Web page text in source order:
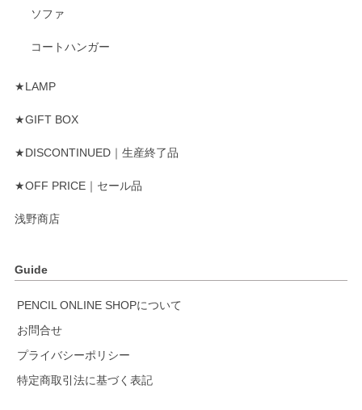
ソファ
コートハンガー
★LAMP
★GIFT BOX
★DISCONTINUED｜生産終了品
★OFF PRICE｜セール品
浅野商店
Guide
PENCIL ONLINE SHOPについて
お問合せ
プライバシーポリシー
特定商取引法に基づく表記